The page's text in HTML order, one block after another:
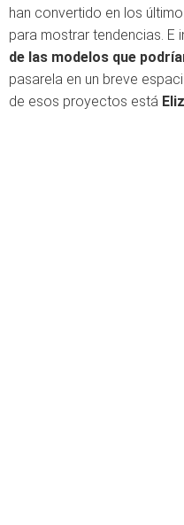
han convertido en los
para mostrar tendencias. E
de las modelos que
pasarela en un breve
de esos proyectos está